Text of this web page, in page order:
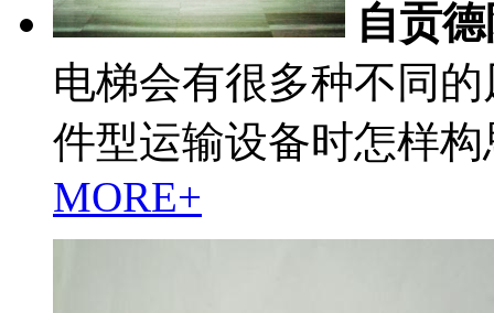
自贡
电梯会有很多种不同
件型运输设备时怎样
MORE+